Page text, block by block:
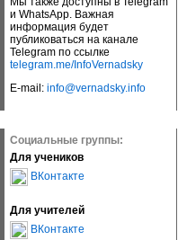
и WhatsApp. Важная
информация будет
публиковаться на канале
Telegram по ссылке
telegram.me/InfoVernadsky
E-mail: info@vernadsky.info
Социальные группы:
Для учеников
ВКонтакте
Для учителей
ВКонтакте